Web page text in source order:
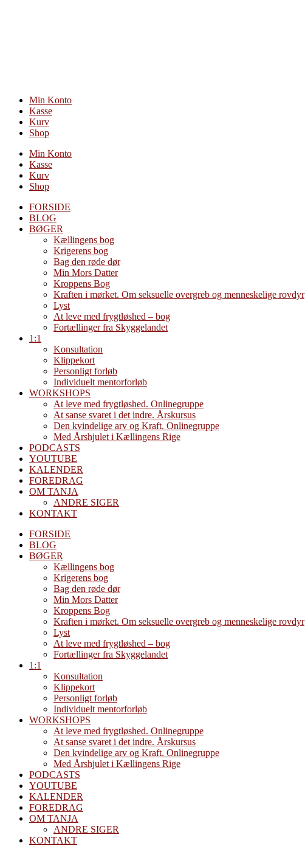
Min Konto
Kasse
Kurv
Shop
Min Konto
Kasse
Kurv
Shop
FORSIDE
BLOG
BØGER
Kællingens bog
Krigerens bog
Bag den røde dør
Min Mors Datter
Kroppens Bog
Kraften i mørket. Om seksuelle overgreb og menneskelige rovdyr
Lyst
At leve med frygtløshed – bog
Fortællinger fra Skyggelandet
1:1
Konsultation
Klippekort
Personligt forløb
Individuelt mentorforløb
WORKSHOPS
At leve med frygtløshed. Onlinegruppe
At sanse svaret i det indre. Årskursus
Den kvindelige arv og Kraft. Onlinegruppe
Med Årshjulet i Kællingens Rige
PODCASTS
YOUTUBE
KALENDER
FOREDRAG
OM TANJA
ANDRE SIGER
KONTAKT
FORSIDE
BLOG
BØGER
Kællingens bog
Krigerens bog
Bag den røde dør
Min Mors Datter
Kroppens Bog
Kraften i mørket. Om seksuelle overgreb og menneskelige rovdyr
Lyst
At leve med frygtløshed – bog
Fortællinger fra Skyggelandet
1:1
Konsultation
Klippekort
Personligt forløb
Individuelt mentorforløb
WORKSHOPS
At leve med frygtløshed. Onlinegruppe
At sanse svaret i det indre. Årskursus
Den kvindelige arv og Kraft. Onlinegruppe
Med Årshjulet i Kællingens Rige
PODCASTS
YOUTUBE
KALENDER
FOREDRAG
OM TANJA
ANDRE SIGER
KONTAKT